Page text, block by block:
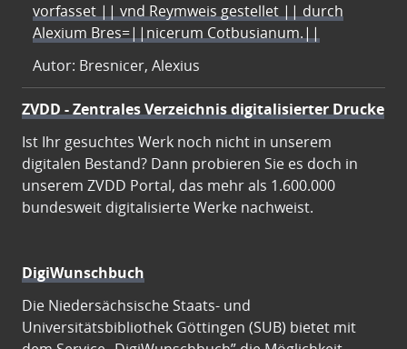
vorfasset || vnd Reymweis gestellet || durch
Alexium Bres=||nicerum Cotbusianum.||
Autor: Bresnicer, Alexius
ZVDD - Zentrales Verzeichnis digitalisierter Drucke
Ist Ihr gesuchtes Werk noch nicht in unserem
digitalen Bestand? Dann probieren Sie es doch in
unserem ZVDD Portal, das mehr als 1.600.000
bundesweit digitalisierte Werke nachweist.
DigiWunschbuch
Die Niedersächsische Staats- und
Universitätsbibliothek Göttingen (SUB) bietet mit